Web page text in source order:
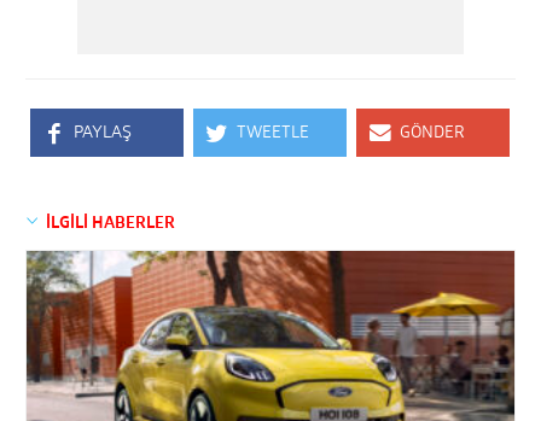
PAYLAŞ TWEETLE GÖNDER
İLGİLİ HABERLER